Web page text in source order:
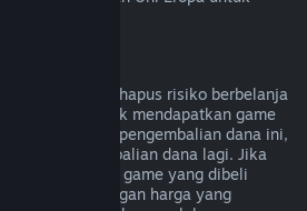
untuk menghapus risiko berbelanja
cara untuk mendapatkan game
fitur pengembalian dana ini,
pengembalian dana lagi. Jika
dana untuk game yang dibeli
lagi dengan harga yang